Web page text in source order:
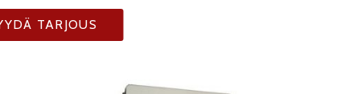
TARJOUS